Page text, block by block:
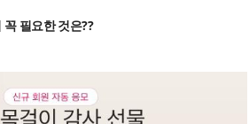
필요한 것은??